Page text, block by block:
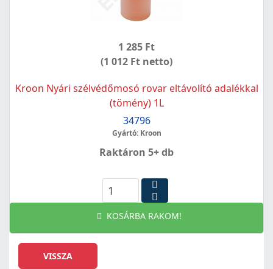
1 285 Ft
(1 012 Ft netto)
Kroon Nyári szélvédőmosó rovar eltávolító adalékkal
(tömény) 1L
34796
Gyártó: Kroon
Raktáron 5+ db
KOSÁRBA RAKOM!